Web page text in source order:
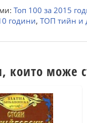
Топ 100 за 2015
години, ТОП тийн и
които може